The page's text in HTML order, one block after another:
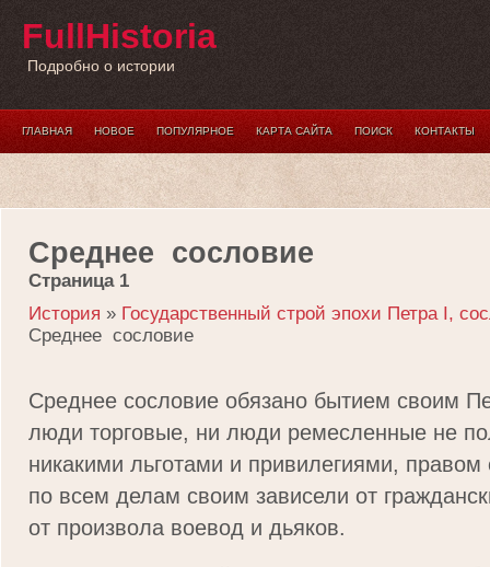
FullHistoria
Подробно о истории
ГЛАВНАЯ НОВОЕ ПОПУЛЯРНОЕ КАРТА САЙТА ПОИСК КОНТАКТЫ
Среднее сословие
Страница 1
История » Государственный строй эпохи Петра I,
Среднее сословие
Среднее сословие обязано бытием своим
люди торговые, ни люди ремесленные не
никакими льготами и привилегиями, правом
по всем делам своим зависели от
от произвола воевод и дьяков.